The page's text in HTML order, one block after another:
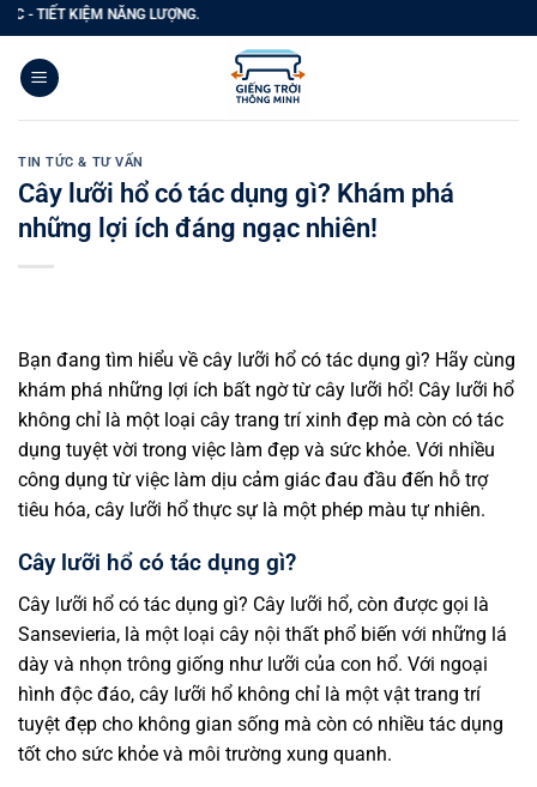
Bỏ
qua
nội
dung
KIỆM NĂNG LƯỢNG.
TIN TỨC & TƯ VẤN
Cây lưỡi hổ có tác dụng gì? Khám phá
những lợi ích đáng ngạc nhiên!
Bạn đang tìm hiểu về cây lưỡi hổ có tác dụng gì? Hãy cùng
khám phá những lợi ích bất ngờ từ cây lưỡi hổ! Cây lưỡi hổ
không chỉ là một loại cây trang trí xinh đẹp mà còn có tác
dụng tuyệt vời trong việc làm đẹp và sức khỏe. Với nhiều
công dụng từ việc làm dịu cảm giác đau đầu đến hỗ trợ
tiêu hóa, cây lưỡi hổ thực sự là một phép màu tự nhiên.
Cây lưỡi hổ có tác dụng gì?
Cây lưỡi hổ có tác dụng gì? Cây lưỡi hổ, còn được gọi là
Sansevieria, là một loại cây nội thất phổ biến với những lá
dày và nhọn trông giống như lưỡi của con hổ. Với ngoại
hình độc đáo, cây lưỡi hổ không chỉ là một vật trang trí
tuyệt đẹp cho không gian sống mà còn có nhiều tác dụng
tốt cho sức khỏe và môi trường xung quanh.